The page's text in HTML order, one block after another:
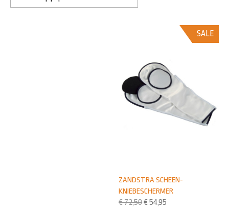
SALE
ZANDSTRA SCHEEN-
KNIEBESCHERMER
€72,50€ 54,95